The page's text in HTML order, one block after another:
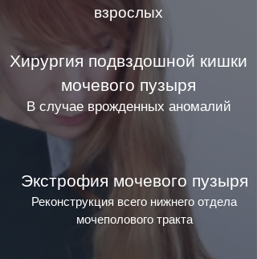
взрослых
Хирургия подвздошной кишки
мочевого пузыря
В случае врожденных аномалий
Экстрофия мочевого пузыря
Реконструкция всего нижнего отдела
мочеполового тракта